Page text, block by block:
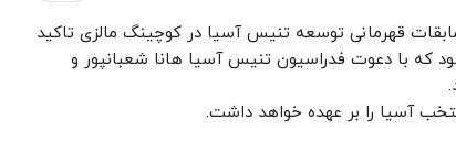
قهرمانی توسعه تنیس آسیا در کوچینگ مالزی تاکید
و به مدت ۱۴ روز برگزار می‌شود که با دعوت فدراسیون تنیس آسیا هانا شعبانپور و
آسیا را بر عهده خواهد داشت.